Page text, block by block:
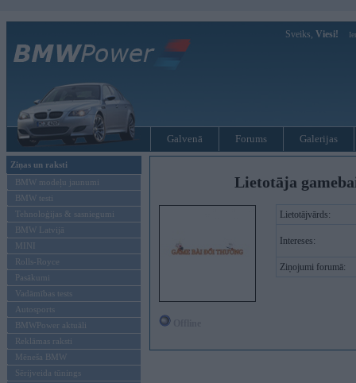
Sveiks, Viesi!
Galvenā Forums Galerijas
Ziņas un raksti
BMW modeļu jaunumi
BMW testi
Tehnoloģijas & sasniegumi
BMW Latvijā
MINI
Rolls-Royce
Pasākumi
Vadāmības tests
Autosports
BMWPower aktuāli
Reklāmas raksti
Mēneša BMW
Sērijveida tūnings
Lietotāja
Lietotājvārds:
Intereses:
Ziņojumi forumā: